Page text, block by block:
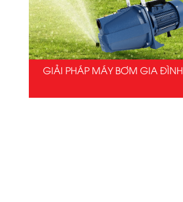
GIẢI PHÁP MÁY BƠM GIA ĐÌNH